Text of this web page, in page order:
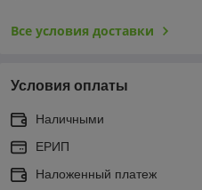
Все условия доставки
Условия оплаты
Наличными
ЕРИП
Наложенный платеж